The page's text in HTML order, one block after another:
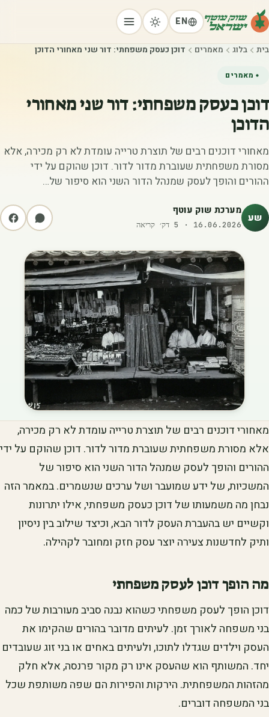
EN
בית בלוג מאמרים דוכן כעסק משפחתי: דור שני מאחורי הדוכן
מאמרים
דוכן כעסק משפחתי: דור שני מאחורי
הדוכן
מאחורי דוכנים רבים של תוצרת טרייה עומדת לא רק מכירה, אלא
מסורת משפחתית שעוברת מדור לדור. דוכן שהוקם על ידי
ההורים והופך לעסק שמנהל הדור השני הוא סיפור של…
שע מערכת שוק עוטף
16.06.2026
·
5 דק׳ קריאה
מאחורי דוכנים רבים של תוצרת טרייה עומדת לא רק מכירה,
אלא מסורת משפחתית שעוברת מדור לדור. דוכן שהוקם על ידי
ההורים והופך לעסק שמנהל הדור השני הוא סיפור של
המשכיות, של ידע שמועבר ושל ערכים שנשמרים. במאמר הזה
נבחן מה משמעותו של דוכן כעסק משפחתי, אילו יתרונות
וקשיים יש בהעברת העסק לדור הבא, וכיצד שילוב בין ניסיון
ותיק לחדשנות צעירה יוצר עסק חזק ומחובר לקהילה.
מה הופך דוכן לעסק משפחתי
דוכן הופך לעסק משפחתי כשהוא נבנה סביב מעורבות של כמה
בני משפחה לאורך זמן. לעיתים מדובר בהורים שהקימו את
העסק וילדים שגדלו לתוכו, ולעיתים באחים או בני זוג שעובדים
יחד. המשותף הוא שהעסק אינו רק מקור פרנסה, אלא חלק
מהזהות המשפחתית. הירקות והפירות הם שפה משותפת שכל
בני המשפחה דוברים.